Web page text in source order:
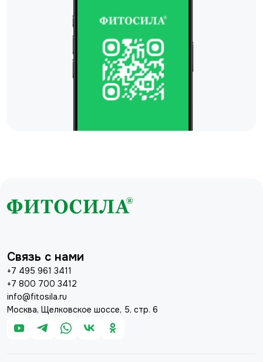
Связь с нами
+7 495 961 3411
+7 800 700 3412
info@fitosila.ru
Москва, Щелковское шоссе, 5, стр. 6